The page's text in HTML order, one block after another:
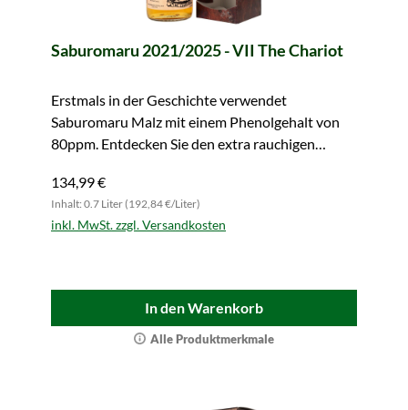
Saburomaru 2021/2025 - VII The Chariot
Erstmals in der Geschichte verwendet
Saburomaru Malz mit einem Phenolgehalt von
80ppm. Entdecken Sie den extra rauchigen
134,99 €
Inhalt: 0.7 Liter (192,84 €/Liter)
inkl. MwSt. zzgl. Versandkosten
In den Warenkorb
Alle Produktmerkmale